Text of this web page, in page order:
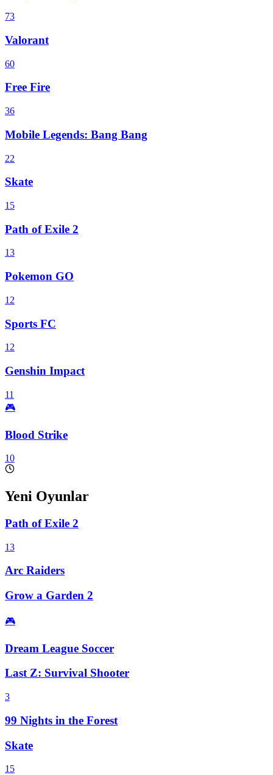
73
Valorant
60
Free Fire
36
Mobile Legends: Bang Bang
22
Skate
15
Path of Exile 2
13
Pokemon GO
12
Sports FC
12
Genshin Impact
11
🎮
Blood Strike
10
Yeni Oyunlar
Path of Exile 2
13
Arc Raiders
Grow a Garden 2
🎮
Dream League Soccer
Last Z: Survival Shooter
3
99 Nights in the Forest
Skate
15